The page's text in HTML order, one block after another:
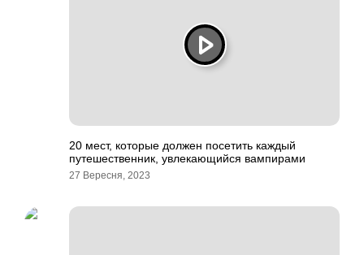
20 мест, которые должен посетить каждый
путешественник, увлекающийся вампирами
27 Вересня, 2023